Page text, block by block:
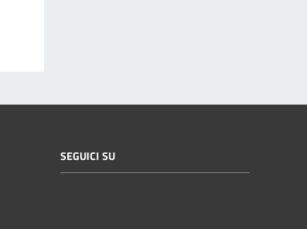
SEGUICI SU